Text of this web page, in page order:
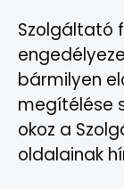
Szolgáltató
bármilyen
megítélése
okoz a
oldalainak